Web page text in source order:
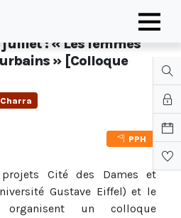
: « Les femmes
» [Colloque
PPH
Cité des Dames et
Gustave Eiffel) et le
organisent un colloque